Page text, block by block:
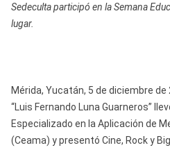
Sedeculta participó en la Semana
lugar.
Mérida, Yucatán, 5 de diciembre
“Luis Fernando Luna Guarneros”
Especializado en la Aplicación de
(Ceama) y presentó Cine, Rock y